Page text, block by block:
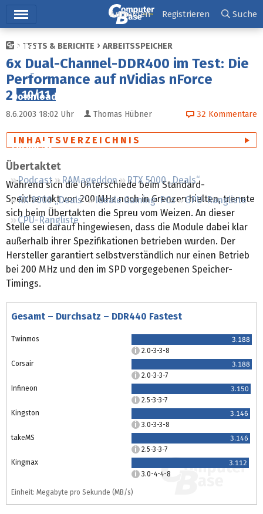
Ticker
Tests
Downloads
Forum
Podcast RAMageddon
RTX 5000 „Deals“
RX 9000 „Deals“
Ideale Gaming-PCs
GPU-Rangliste
CPU-Rangliste
Anmelden Registrieren Suche
TESTS & BERICHTE ARBEITSSPEICHER
6x Dual-Channel-DDR400 im Test: Die
Performance auf nVidias nForce
2
10/11
8.6.2003 18:02 Uhr Thomas Hübner 32 Kommentare
INHALTSVERZEICHNIS
Übertaktet
Während sich die Unterschiede beim Standard-
Speichertakt von 200 MHz noch in Grenzen hielten, trennte
sich beim Übertakten die Spreu vom Weizen. An dieser
Stelle sei darauf hingewiesen, dass die Module dabei klar
außerhalb ihrer Spezifikationen betrieben wurden. Der
Hersteller garantiert selbstverständlich nur einen Betrieb
bei 200 MHz und den im SPD vorgegebenen Speicher-
Timings.
Gesamt – Durchsatz – DDR440 Fastest
Twinmos
3.188
2.0-3-3-8
Corsair
3.188
2.0-3-3-7
Infineon
3.150
2.5-3-3-7
Kingston
3.146
3.0-3-3-8
takeMS
3.146
2.5-3-3-7
Kingmax
3.112
3.0-4-4-8
Einheit: Megabyte pro Sekunde (MB/s)